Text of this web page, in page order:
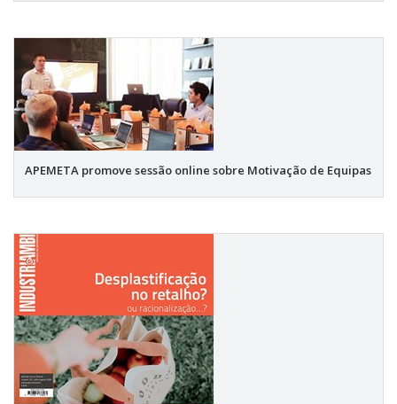
APEMETA promove sessão online sobre Motivação de Equipas